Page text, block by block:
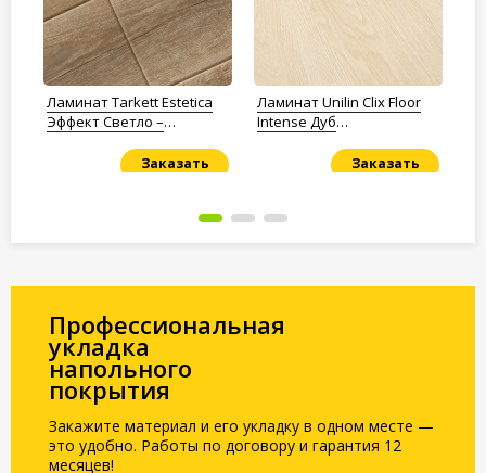
Ламинат Tarkett Estetica
Эффект Светло –
Заказать
Ламинат Unilin Clix Floor
Intense Дуб
Заказать
Профессиональная
укладка
напольного
покрытия
Закажите материал и его укладку в одном месте —
это удобно. Работы по договору и гарантия 12
месяцев!